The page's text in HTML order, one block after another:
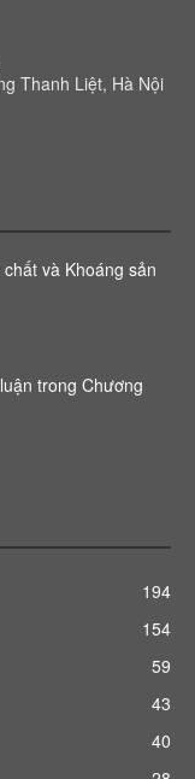
Thanh Liệt, Hà Nội
và Khoáng sản
trong Chương
194
154
59
43
40